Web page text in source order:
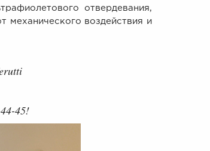
отвердевания,
механического воздействия и
45!